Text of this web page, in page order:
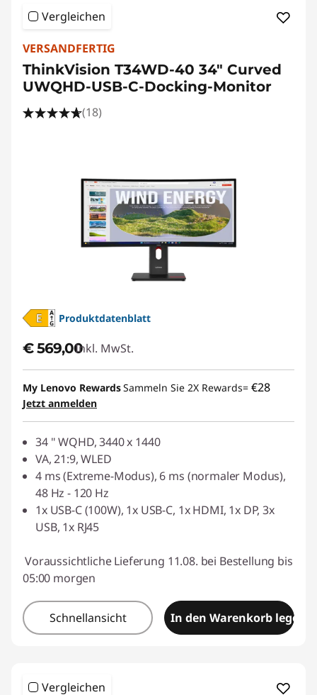
Vergleichen
VERSANDFERTIG
ThinkVision T34WD-40 34" Curved
UWQHD-USB-C-Docking-Monitor
(18)
Produktdatenblatt
€ 569,00Inkl. MwSt.
My Lenovo RewardsSammeln Sie 2X Rewards= €28
Jetzt anmelden
34 " WQHD, 3440 x 1440
VA, 21:9, WLED
4 ms (Extreme-Modus), 6 ms (normaler Modus),
48 Hz - 120 Hz
1x USB-C (100W), 1x USB-C, 1x HDMI, 1x DP, 3x
USB, 1x RJ45
Voraussichtliche Lieferung 11.08. bei Bestellung bis
05:00 morgen
Schnellansicht In den Warenkorb legen
Vergleichen